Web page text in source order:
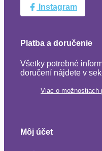
Instagram
Platba a doručenie
Všetky potrebné
doručení nájdete v
Viac o možnostiach
Môj účet